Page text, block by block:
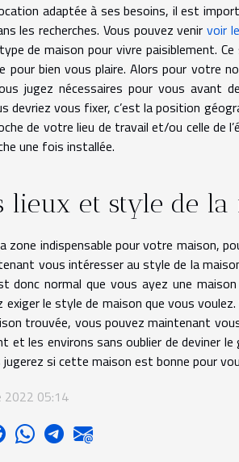
adaptée à ses besoins, il est
les recherches. Vous pouvez venirvoir
de maison pour vivre paisiblement.
pour bien vous plaire. Alors pour votre
jugez nécessaires pour vous avant
devriez vous fixer, c’est la position
de votre lieu de travail et/ou celle de
une fois installée.
lieux et style de la
zone indispensable pour votre maison,
vous intéresser au style de la
donc normal que vous ayez une
le style de maison que vous
trouvée, vous pouvez maintenant
et les environs sans oublier de deviner
si cette maison est bonne pour
2022 05:14